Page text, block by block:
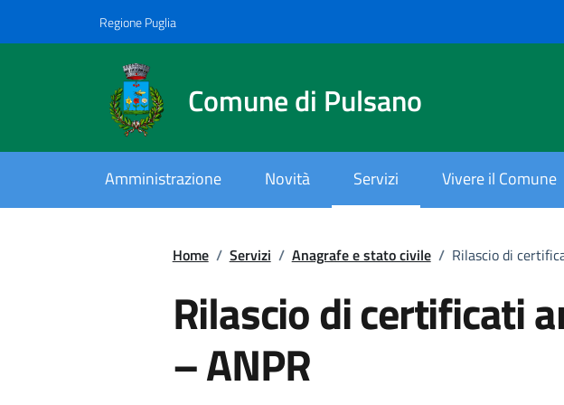
Regione Puglia
Comune di Pulsano
Amministrazione Novità Servizi Vivere il Comune
Home / Servizi / Anagrafe e stato civile / Rilascio di
Rilascio di certificati
– ANPR.